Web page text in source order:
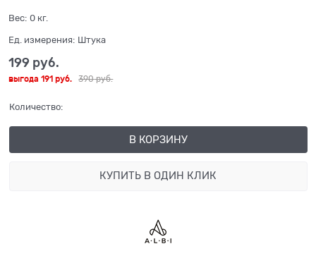
Вес: 0 кг.
Ед. измерения: Штука
390 руб.
199 руб.
выгода 191 руб.
Количество:
В КОРЗИНУ
КУПИТЬ В ОДИН КЛИК